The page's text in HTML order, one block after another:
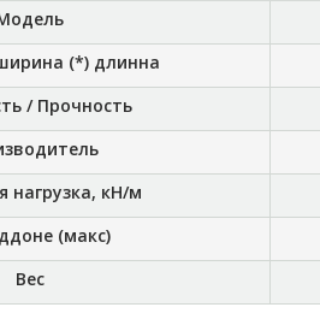
(*) длинна
/ Прочность
нагрузка, кН/м
(макс)
Вес